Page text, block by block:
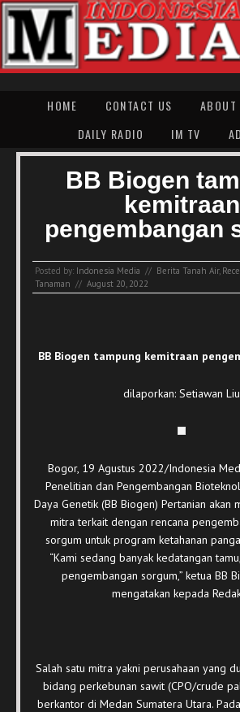
HOME CONTACT US ABOUT
DAILY RADIO
IM TV
BB Biogen
kemitraan
pengembangan
Posted by: Indonesia Media // Berita Tanah Air,
Tanaman // August 20, 2022
BB Biogen tampung kemitraan
dilaporkan: Setiawan Liu
Bogor, 19 Agustus 2022/Indonesia
Penelitian dan Pengembangan
Daya Genetik (BB Biogen) Pertanian akan
mitra terkait dengan rencana
sorgum untuk program ketahanan
“Kami sedang banyak kedatangan
pengembangan sorgum,” ketua BB
mengatakan kepada
Salah satu mitra yakni perusahaan yang
bidang perkebunan sawit (CPO/crude
berkantor di Medan Sumatera Utara.